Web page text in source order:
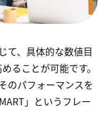
て、具体的な数値目
ることが可能です。
のパフォーマンスを
」というフレー